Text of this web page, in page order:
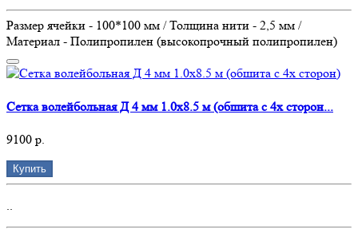
Размер ячейки - 100*100 мм / Толщина нити - 2,5 мм /
Материал - Полипропилен (высокопрочный полипропилен)
Сетка волейбольная Д 4 мм 1.0х8.5 м (обшита с 4х сторон...
9100 р.
Купить
..